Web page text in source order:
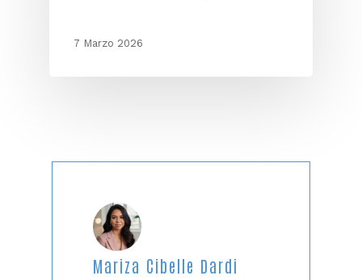
7 Marzo 2026
Mariza Cibelle Dardi